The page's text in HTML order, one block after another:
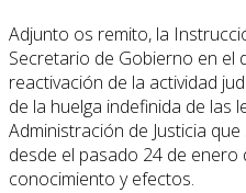
Adjunto os remito, la
Secretario de Gobierno en el
reactivación de la actividad
de la huelga indefinida de las
Administración de Justicia
desde el pasado 24 de enero
conocimiento y efectos.